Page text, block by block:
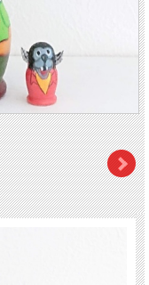
！」と和訳され、オオカミ
ロシア版とも言われます。
現場監督や警備員他いろいろ
方へのプレゼントにもおす
7.3cm、幅：4.5cm、中に